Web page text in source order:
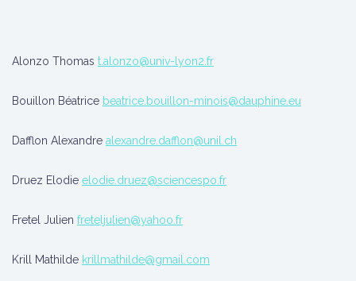
Alonzo Thomas t.alonzo@univ-lyon2.fr
Bouillon Béatrice beatrice.bouillon-minois@dauphine.eu
Dafflon Alexandre alexandre.dafflon@unil.ch
Druez Elodie elodie.druez@sciencespo.fr
Fretel Julien freteljulien@yahoo.fr
Krill Mathilde krillmathilde@gmail.com